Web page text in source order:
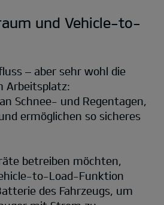
und Vehicle-to-
– aber sehr wohl die
Arbeitsplatz:
Schnee- und Regentagen,
ermöglichen so sicheres
betreiben möchten,
to-Load-Funktion
des Fahrzeugs, um